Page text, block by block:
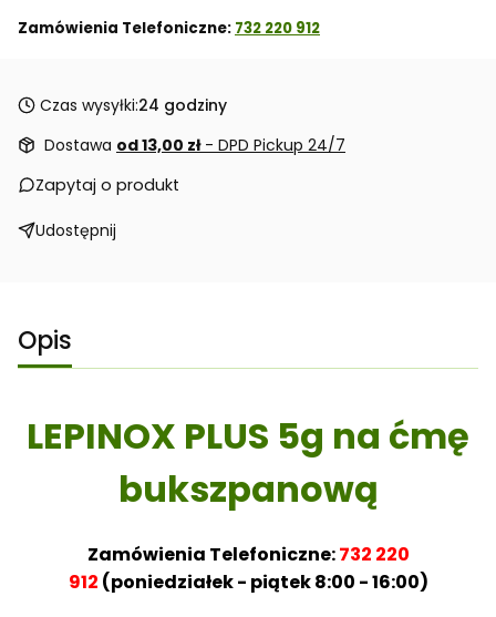
Zamówienia Telefoniczne: 732 220 912
Czas wysyłki:24 godziny
Dostawa od 13,00 zł - DPD Pickup 24/7
Zapytaj o produkt
Udostępnij
Opis
LEPINOX PLUS 5g na ćmę
bukszpanową
Zamówienia Telefoniczne:732 220
912 (poniedziałek - piątek 8:00 - 16:00)